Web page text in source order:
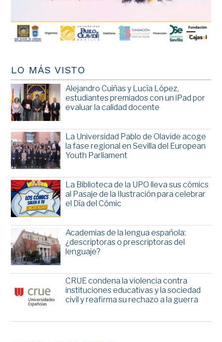
LO MÁS VISTO
Alejandro Cuiñas y Lucía López,
estudiantes premiados con un iPad por
evaluar la calidad docente
La Universidad Pablo de Olavide acoge
la fase regional en Sevilla del European
Youth Parliament
La Biblioteca de la UPO lleva sus cómics
al Pasaje de la Ilustración para celebrar
el Día del Cómic
Academias de la lengua española:
¿descriptoras o prescriptoras del
lenguaje?
CRUE condena la violencia contra
instituciones educativas y la sociedad
civil y reafirma su rechazo a la guerra